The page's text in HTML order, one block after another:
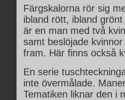
Färgskalorna rör sig
ibland rött, ibland
är en man med två
samt beslöjade
fram. Här finns också
En serie
inte övermålade.
Tematiken liknar den i